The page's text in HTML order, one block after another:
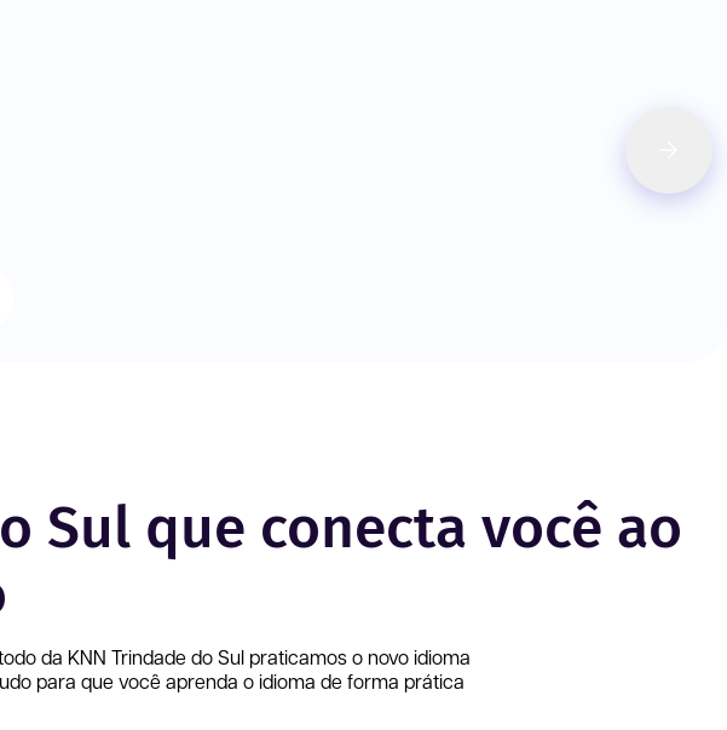
Sul que conecta você ao
da KNN Trindade do Sul praticamos o novo idioma
para que você aprenda o idioma de forma prática